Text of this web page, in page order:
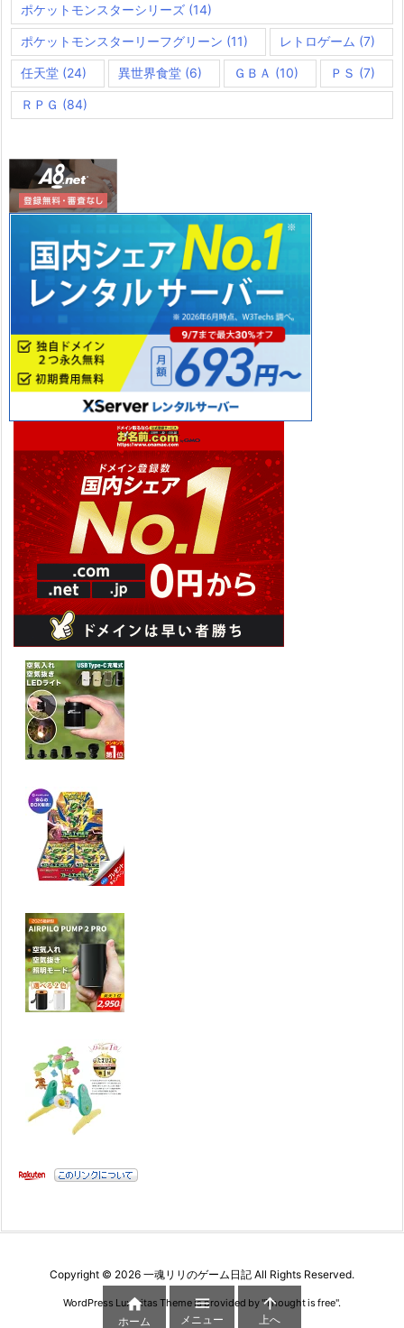
ポケットモンスターシリーズ (14)
ポケットモンスターリーフグリーン (11) レトロゲーム (7)
任天堂 (24) 異世界食堂 (6) ＧＢＡ (10) ＰＳ (7)
ＲＰＧ (84)
Copyright © 2026 一魂リリのゲーム日記 All Rights Reserved.
WordPress Luxeritas Theme is provided by "Thought is free".

ホーム

メニュー

上へ